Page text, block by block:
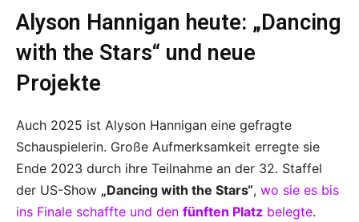
Alyson Hannigan heute: „Dancing
with the Stars“ und neue
Projekte
Auch 2025 ist Alyson Hannigan eine gefragte
Schauspielerin. Große Aufmerksamkeit erregte sie
Ende 2023 durch ihre Teilnahme an der 32. Staffel
der US-Show „Dancing with the Stars“, wo sie es bis
ins Finale schaffte und den fünften Platz belegte.